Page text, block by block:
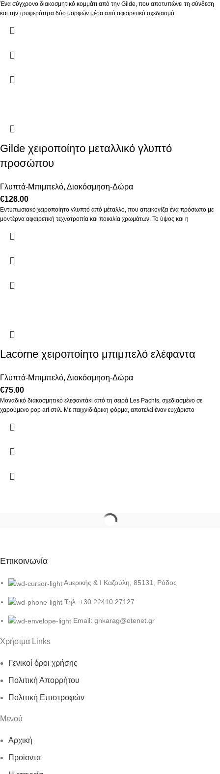
Ένα σύγχρονο διακοσμητικό κομμάτι από την Gilde, που αποτυπώνει τη σύνδεση
και την τρυφερότητα δύο μορφών μέσα από αφαιρετικό σχεδιασμό
Gilde χειροποίητο μεταλλικό γλυπτό
προσώπου
Γλυπτά-Μπιμπελό, Διακόσμηση-Δώρα
€128.00
Εντυπωσιακό χειροποίητο γλυπτό από μέταλλο, που απεικονίζει ένα πρόσωπο με
μοντέρνα αφαιρετική τεχνοτροπία και ποικιλία χρωμάτων. Το ύψος και η
Lacorne χειροποίητο μπιμπελό ελέφαντα
Γλυπτά-Μπιμπελό, Διακόσμηση-Δώρα
€75.00
Μοναδικό διακοσμητικό ελεφαντάκι από τη σειρά Les Pachis, σχεδιασμένο σε
χαρούμενο pop art στιλ. Με παιχνιδιάρικη φόρμα, αποτελεί έναν ευχάριστο
Επικοινωνία
Αμερικής & Ι Καζούλη, 85131, Ρόδος
Τηλ: +30 22410 27127
Email: gnkarag@otenet.gr
Χρήσιμα Links
Γενικοί όροι χρήσης
Πολιτική Απορρήτου
Πολιτική Επιστροφών
Μενού
Αρχική
Προϊοντα